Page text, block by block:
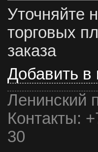
Уточняйте
торговых
заказа
Добавить в
Ленинский
Контакты:
30